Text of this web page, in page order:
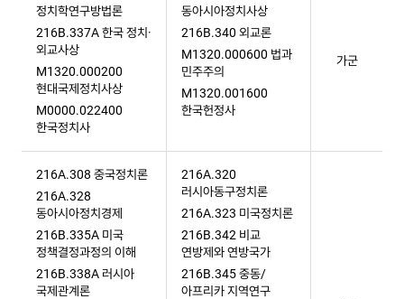
정치학연구방법론
216B.337A 한국 정치·
외교사상
M1320.000200
현대국제정치사상
M0000.022400
한국정치사
동아시아정치사상
216B.340 외교론
M1320.000600 법과
민주주의
M1320.001600
한국헌정사
가군
216A.308 중국정치론
216A.328
동아시아정치경제
216B.335A 미국
정책결정과정의 이해
216B.338A 러시아
국제관계론
216A.320
러시아동구정치론
216A.323 미국정치론
216B.342 비교
연방제와 연방국가
216B.345 중동/
아프리카 지역연구